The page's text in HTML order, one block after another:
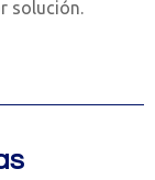
solución.